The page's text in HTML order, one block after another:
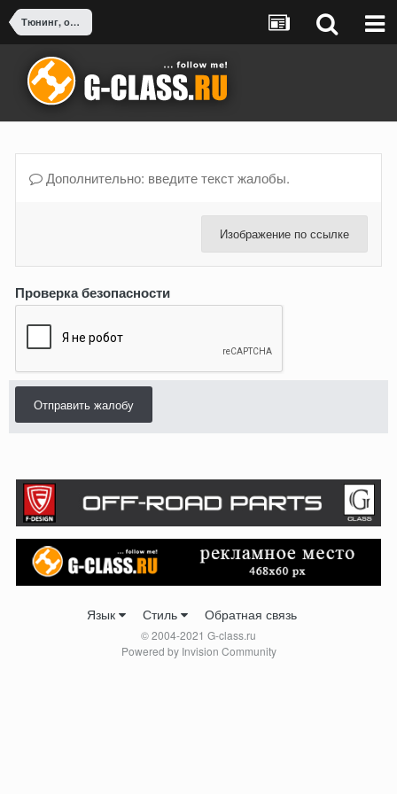
Тюнинг, оснащение, доработка G-Class
Дополнительно: введите текст жалобы.
Изображение по ссылке
Проверка безопасности
Отправить жалобу
Язык Стиль Обратная связь
© 2004-2021 G-class.ru
Powered by Invision Community